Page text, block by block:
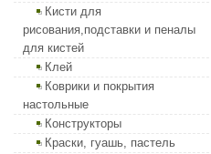
Кисти для
рисования,подставки и пеналы
для кистей
Клей
Коврики и покрытия
настольные
Конструкторы
Краски, гуашь, пастель